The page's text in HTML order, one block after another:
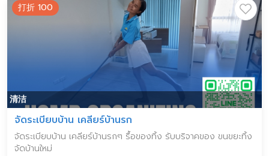
打折 100
清洁
จัดระเบียบบ้าน เคลียร์บ้านรก
จัดระเบียบบ้าน เคลียร์บ้านรกๆ รื้อของทิ้ง รับบริจาคของ ขนขยะทิ้ง
จัดบ้านใหม่